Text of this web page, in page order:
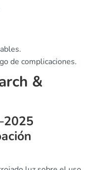
de complicaciones.
&